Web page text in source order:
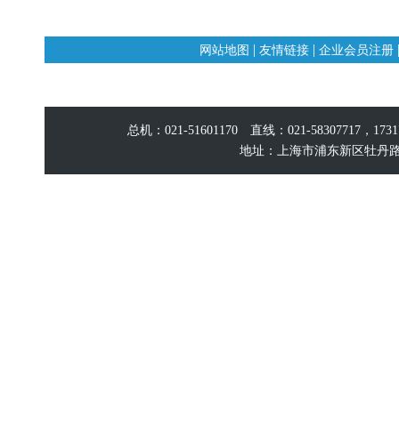
网站地图 | 友情链接 | 企业会员注册
总机：021-51601170 直线：021-58307717，
地址：上海市浦东新区牡丹